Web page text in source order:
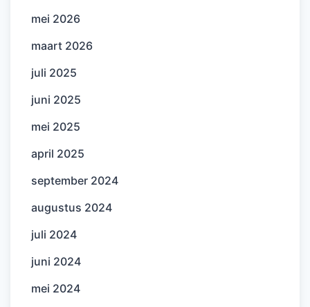
mei 2026
maart 2026
juli 2025
juni 2025
mei 2025
april 2025
september 2024
augustus 2024
juli 2024
juni 2024
mei 2024